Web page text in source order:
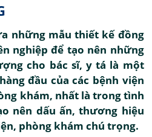
những mẫu thiết kế đồng
nghiệp để tạo nên những
cho bác sĩ, y tá là một
đầu của các bệnh viện
khám, nhất là trong tình
nên dấu ấn, thương hiệu
phòng khám chú trọng.